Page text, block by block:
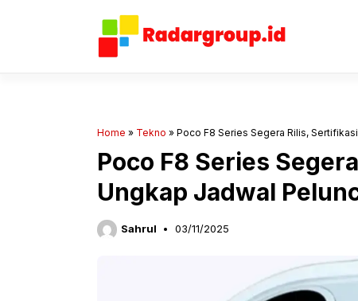
Home » Tekno » Poco F8 Series Segera Rilis,
Poco F8 Series
Ungkap Jadwal
Sahrul 03/11/2025